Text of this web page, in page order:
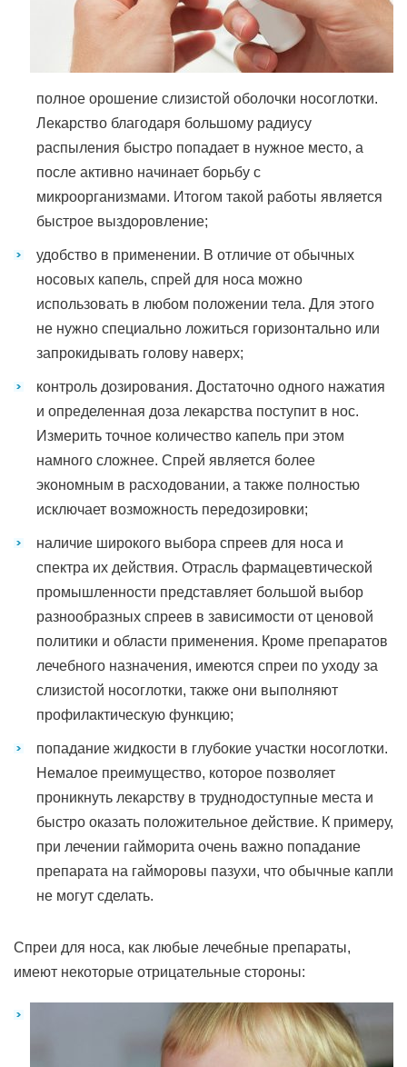
полное орошение слизистой оболочки носоглотки.
Лекарство благодаря большому радиусу
распыления быстро попадает в нужное место, а
после активно начинает борьбу с
микроорганизмами. Итогом такой работы является
быстрое выздоровление;
удобство в применении. В отличие от обычных
носовых капель, спрей для носа можно
использовать в любом положении тела. Для этого
не нужно специально ложиться горизонтально или
запрокидывать голову наверх;
контроль дозирования. Достаточно одного нажатия
и определенная доза лекарства поступит в нос.
Измерить точное количество капель при этом
намного сложнее. Спрей является более
экономным в расходовании, а также полностью
исключает возможность передозировки;
наличие широкого выбора спреев для носа и
спектра их действия. Отрасль фармацевтической
промышленности представляет большой выбор
разнообразных спреев в зависимости от ценовой
политики и области применения. Кроме препаратов
лечебного назначения, имеются спреи по уходу за
слизистой носоглотки, также они выполняют
профилактическую функцию;
попадание жидкости в глубокие участки носоглотки.
Немалое преимущество, которое позволяет
проникнуть лекарству в труднодоступные места и
быстро оказать положительное действие. К примеру,
при лечении гайморита очень важно попадание
препарата на гайморовы пазухи, что обычные капли
не могут сделать.
Спреи для носа, как любые лечебные препараты,
имеют некоторые отрицательные стороны: